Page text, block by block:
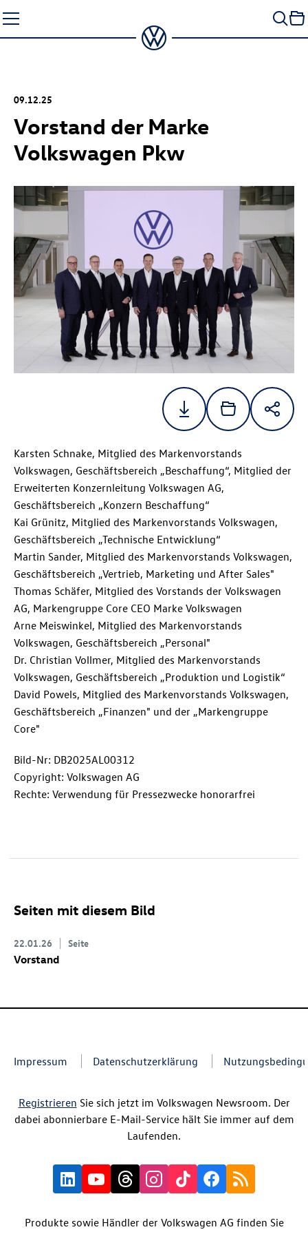
Seiteninhalt
springen
09.12.25
Vorstand der Marke
Volkswagen Pkw
Karsten Schnake, Mitglied des Markenvorstands
Volkswagen, Geschäftsbereich „Beschaffung“, Mitglied der
Erweiterten Konzernleitung Volkswagen AG,
Geschäftsbereich „Konzern Beschaffung“
Kai Grünitz, Mitglied des Markenvorstands Volkswagen,
Geschäftsbereich „Technische Entwicklung“
Martin Sander, Mitglied des Markenvorstands Volkswagen,
Geschäftsbereich „Vertrieb, Marketing und After Sales"
Thomas Schäfer, Mitglied des Vorstands der Volkswagen
AG, Markengruppe Core CEO Marke Volkswagen
Arne Meiswinkel, Mitglied des Markenvorstands
Volkswagen, Geschäftsbereich „Personal"
Dr. Christian Vollmer, Mitglied des Markenvorstands
Volkswagen, Geschäftsbereich „Produktion und Logistik“
David Powels, Mitglied des Markenvorstands Volkswagen,
Geschäftsbereich „Finanzen" und der „Markengruppe
Core"
Bild-Nr: DB2025AL00312
Copyright: Volkswagen AG
Rechte: Verwendung für Pressezwecke honorarfrei
Seiten mit diesem Bild
22.01.26 Seite
Vorstand
Impressum Datenschutzerklärung
Registrieren Sie sich jetzt im Volkswagen Newsroom. Der
dabei abonnierbare E-Mail-Service hält Sie immer auf dem
Laufenden.
Produkte sowie Händler der Volkswagen AG finden Sie